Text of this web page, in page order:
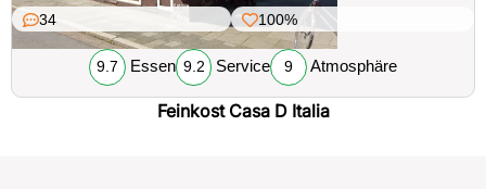
34 100%
9.7 Essen 9.2 Service 9 Atmosphäre
Feinkost Casa D Italia